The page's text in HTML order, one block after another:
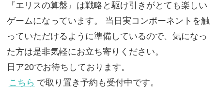
『エリスの算盤』は戦略と駆け引きがとても楽しい
ゲームになっています。 当日実コンポーネントを触
っていただけるように準備しているので、気になっ
た方は是非気軽にお立ち寄りください。
日ア20でお待ちしております。
こちら で取り置き予約も受付中です。